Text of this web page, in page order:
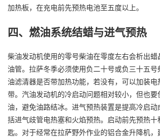
加热板，在充电前先预热电池至五度以上。
四、燃油系统结蜡与进气预热
柴油发动机使用的零号柴油在零度左右会析出
油管。拉萨冬季必须使用负二十号或负三十五
油滤清器是否带加热功能，若没有，可以加装
带。汽油发动机的冷启动问题相对较小，但也
油，避免油路结冰。进气预热装置是提高冷启
括进气歧管电热塞和火焰预热。启动前先预热
匙。对于经常在拉萨野外作业的铝合金升降机